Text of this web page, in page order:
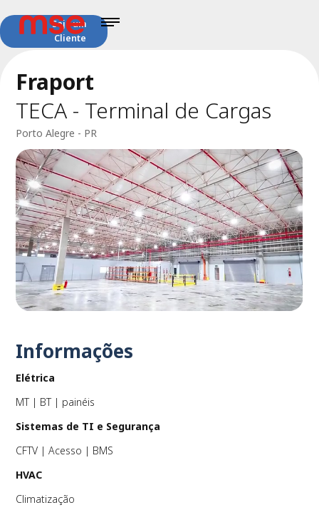
Seja um
Cliente
Fraport
TECA - Terminal de Cargas
Porto Alegre - PR
Informações
Elétrica
MT | BT | painéis
Sistemas de TI e Segurança
CFTV | Acesso | BMS
HVAC
Climatização